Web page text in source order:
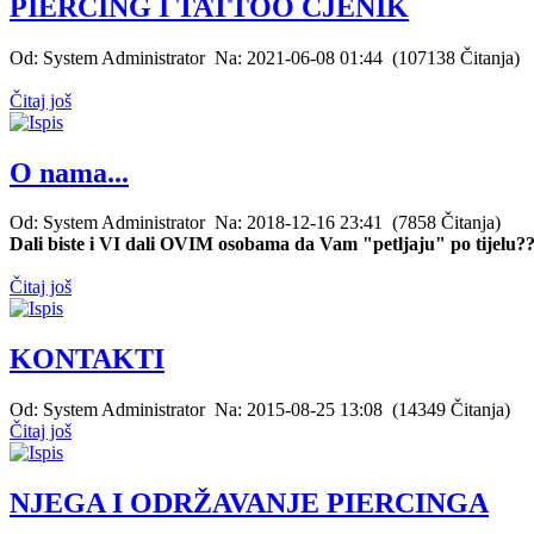
PIERCING I TATTOO CJENIK
Od: System Administrator Na: 2021-06-08 01:44 (107138 Čitanja)
Čitaj još
O nama...
Od: System Administrator Na: 2018-12-16 23:41 (7858 Čitanja)
Dali biste i VI dali OVIM osobama da Vam "petljaju" po
Čitaj još
KONTAKTI
Od: System Administrator Na: 2015-08-25 13:08 (14349 Čitanja)
Čitaj još
NJEGA I ODRŽAVANJE PIERCINGA